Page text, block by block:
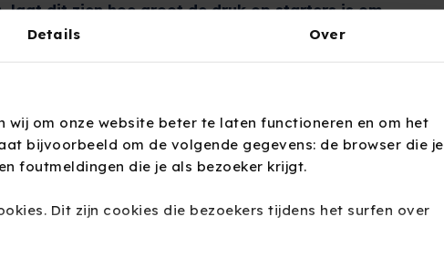
Details Over
wij om onze website beter te laten functioneren en om het
bijvoorbeeld om de volgende gegevens: de browser die je
foutmeldingen die je als bezoeker krijgt.
Dit zijn cookies die bezoekers tijdens het surfen over
laat dit zien hoe groot de druk op starters is om